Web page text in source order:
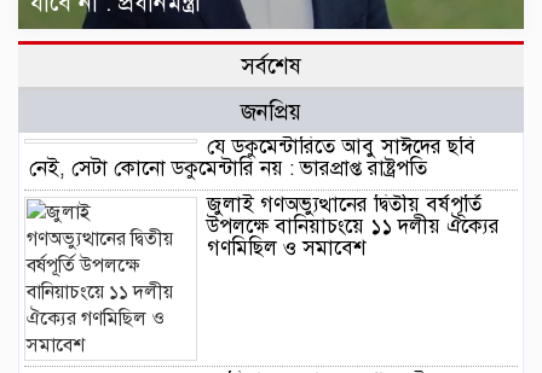
সর্বশেষ
জনপ্রিয়
যে ডকুমেন্টারিতে আবু সাঈদের ছবি
নেই, সেটা কোনো ডকুমেন্টারি নয় : ভারপ্রাপ্ত রাষ্ট্রপতি
জুলাই গণঅভ্যুত্থানের দ্বিতীয় বর্ষপূর্তি
উপলক্ষে বানিয়াচংয়ে ১১ দলীয় ঐক্যের
গণমিছিল ও সমাবেশ